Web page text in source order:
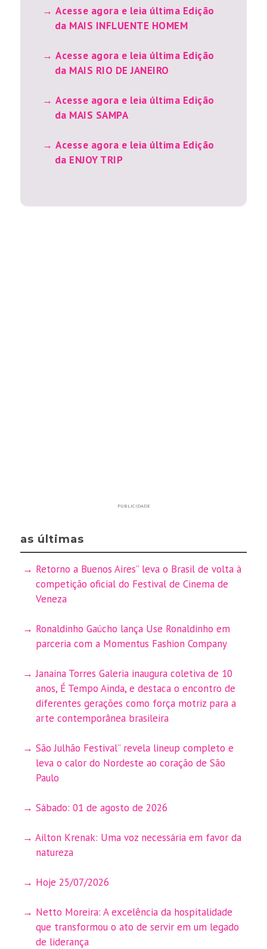
Acesse agora e leia última Edição
da MAIS INFLUENTE HOMEM
Acesse agora e leia última Edição
da MAIS RIO DE JANEIRO
Acesse agora e leia última Edição
da MAIS SAMPA
Acesse agora e leia última Edição
da ENJOY TRIP
PUBLICIDADE
as últimas
Retorno a Buenos Aires” leva o Brasil de volta à
competição oficial do Festival de Cinema de
Veneza
Ronaldinho Gaúcho lança Use Ronaldinho em
parceria com a Momentus Fashion Company
Janaina Torres Galeria inaugura coletiva de 10
anos, É Tempo Ainda, e destaca o encontro de
diferentes gerações como força motriz para a
arte contemporânea brasileira
São Julhão Festival” revela lineup completo e
leva o calor do Nordeste ao coração de São
Paulo
Sábado: 01 de agosto de 2026
Ailton Krenak: Uma voz necessária em favor da
natureza
Hoje 25/07/2026
Netto Moreira: A excelência da hospitalidade
que transformou o ato de servir em um legado
de liderança